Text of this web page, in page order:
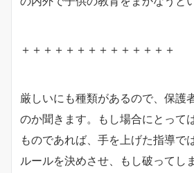
＋＋＋＋＋＋＋＋＋＋＋＋＋＋
厳しいにも種類があるので、保護
のか聞きます。もし場合にとって
ものであれば、手を上げた指導で
ルールを決めさせ、もし破ってし